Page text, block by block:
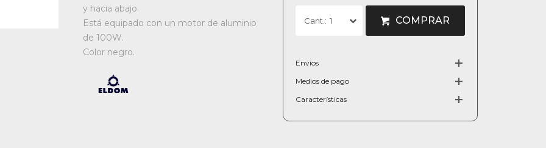
y hacia abajo.
Está equipado con un motor de aluminio
de 100W.
Color negro.
1 COMPRAR
Envíos
Medios de pago
Características